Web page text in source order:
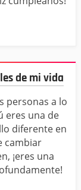
de mi vida
personas a lo
eres una de
diferente en
cambiar
¡eres una